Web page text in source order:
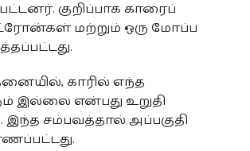
குறிப்பாக காரைப்
ட்ரோன்கள் மற்றும் ஒரு மோப்ப
காரில் எந்த
இல்லை என்பது உறுதி
இந்த சம்பவத்தால் அப்பகுதி